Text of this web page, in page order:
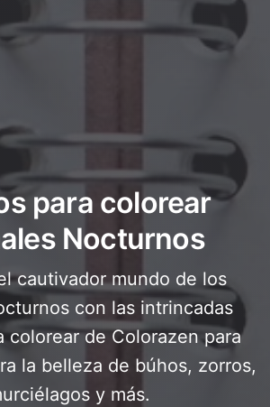
para colorear
Nocturnos
cautivador mundo de los
con las intrincadas
colorear de Colorazen para
la belleza de búhos, zorros,
y más.